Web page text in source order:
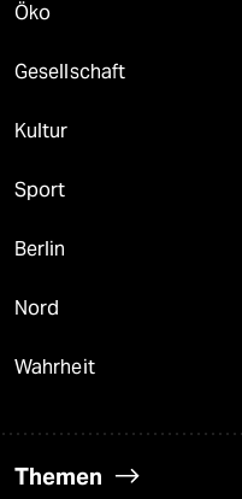
Öko
Gesellschaft
Kultur
Sport
Berlin
Nord
Wahrheit
Themen